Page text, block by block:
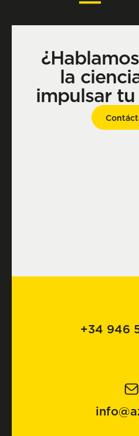
la
impulsar
+34 946